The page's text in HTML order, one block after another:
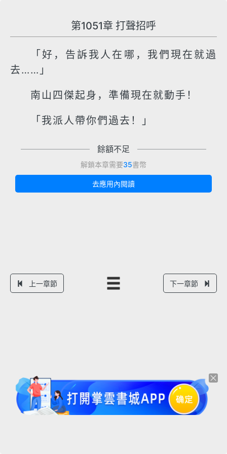
第1051章 打聲招呼
「好，告訴我人在哪，我們現在就過
去……」
南山四傑起身，準備現在就動手！
「我派人帶你們過去！」
餘額不足
解鎖本章需要35書幣
去應用內閱讀
上一章節 下一章節